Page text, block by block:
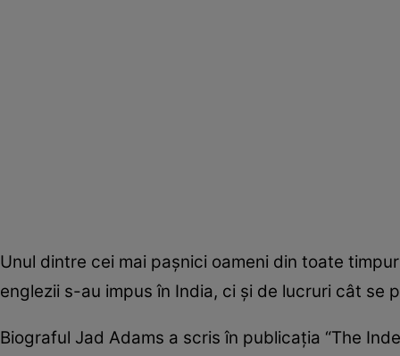
Unul dintre cei mai paşnici oameni din toate
englezii s-au impus în India, ci şi de lucruri cât
Biograful Jad Adams a scris în publicaţia “The